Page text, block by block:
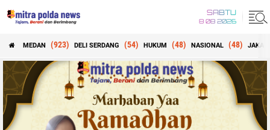
SABTU
8 08 2026
MEDAN (923) DELI SERDANG (54) HUKUM (48) NASIONAL (48)